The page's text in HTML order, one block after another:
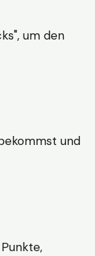
um den
und